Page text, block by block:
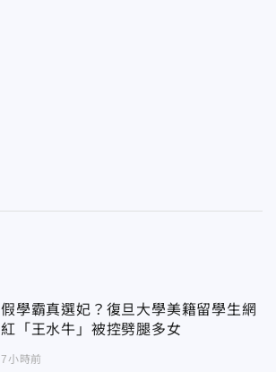
假學霸真選妃？復旦大學美籍留學生網
紅「王水牛」被控劈腿多女
7小時前